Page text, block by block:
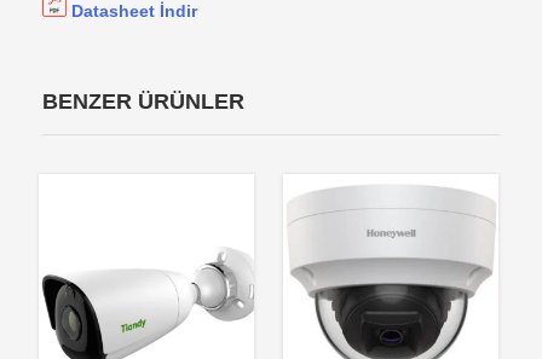
Datasheet İndir
BENZER ÜRÜNLER